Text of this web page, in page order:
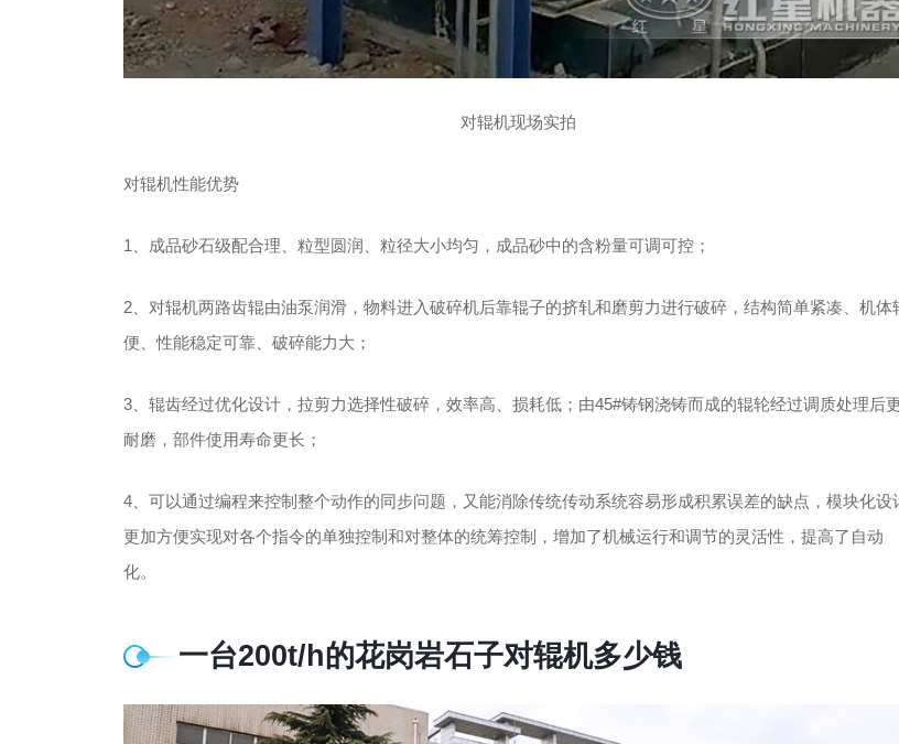
对辊机现场实拍
对辊机性能优势
1、成品砂石级配合理、粒型圆润、粒径大小均匀，成品砂中的含粉量可调可控；
2、对辊机两路齿辊由油泵润滑，物料进入破碎机后靠辊子的挤轧和磨剪力进行破碎，结构简单紧凑、机体
便、性能稳定可靠、破碎能力大；
3、辊齿经过优化设计，拉剪力选择性破碎，效率高、损耗低；由45#铸钢浇铸而成的辊轮经过调质处理后
耐磨，部件使用寿命更长；
4、可以通过编程来控制整个动作的同步问题，又能消除传统传动系统容易形成积累误差的缺点，模块化设
更加方便实现对各个指令的单独控制和对整体的统筹控制，增加了机械运行和调节的灵活性，提高了自动
化。
一台200t/h的花岗岩石子对辊机多少钱